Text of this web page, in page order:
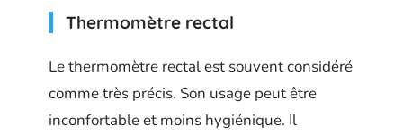
Thermomètre rectal
Le thermomètre rectal est souvent considéré
comme très précis. Son usage peut être
inconfortable et moins hygiénique. Il